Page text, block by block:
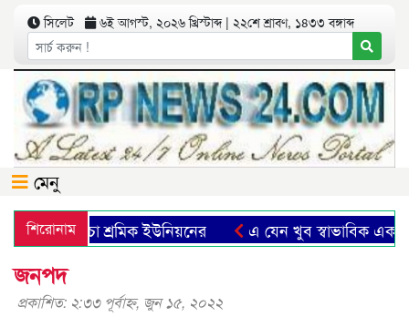
সিলেট ৬ই আগস্ট, ২০২৬ খ্রিস্টাব্দ | ২২শে শ্রাবণ, ১৪৩৩ বঙ্গাব্দ
মেনু
শিরোনাম
দাবী চা শ্রমিক ইউনিয়নের এ যেন খুব স্বাভাবিক এক
জনপদ
প্রকাশিত: ২:৩৩ পূর্বাহ্ণ, জুন ১৫, ২০২২